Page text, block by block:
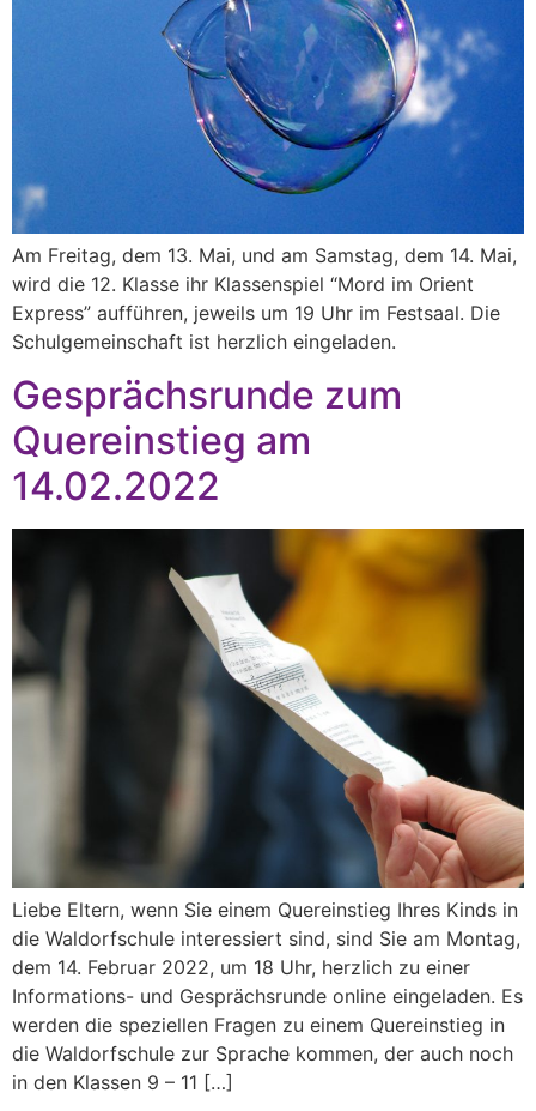
Am Freitag, dem 13. Mai, und am Samstag, dem 14. Mai,
wird die 12. Klasse ihr Klassenspiel “Mord im Orient
Express” aufführen, jeweils um 19 Uhr im Festsaal. Die
Schulgemeinschaft ist herzlich eingeladen.
Gesprächsrunde zum
Quereinstieg am
14.02.2022
Liebe Eltern, wenn Sie einem Quereinstieg Ihres Kinds in
die Waldorfschule interessiert sind, sind Sie am Montag,
dem 14. Februar 2022, um 18 Uhr, herzlich zu einer
Informations- und Gesprächsrunde online eingeladen. Es
werden die speziellen Fragen zu einem Quereinstieg in
die Waldorfschule zur Sprache kommen, der auch noch
in den Klassen 9 – 11 […]